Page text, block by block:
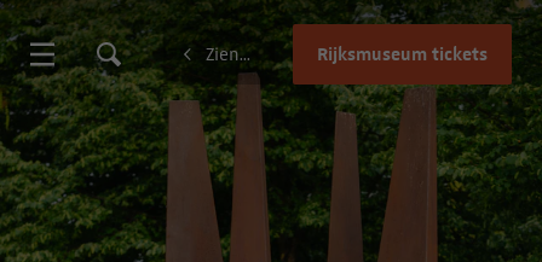
Zien en doen Rijksmuseum tickets